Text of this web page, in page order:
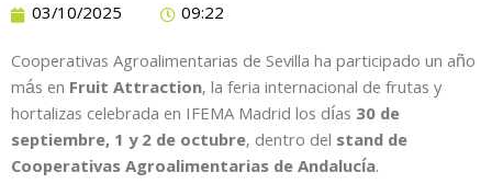
03/10/2025
09:22
Cooperativas Agroalimentarias de Sevilla ha participado un año
más en Fruit Attraction, la feria internacional de frutas y
hortalizas celebrada en IFEMA Madrid los días 30 de
septiembre, 1 y 2 de octubre, dentro del stand de
Cooperativas Agroalimentarias de Andalucía.